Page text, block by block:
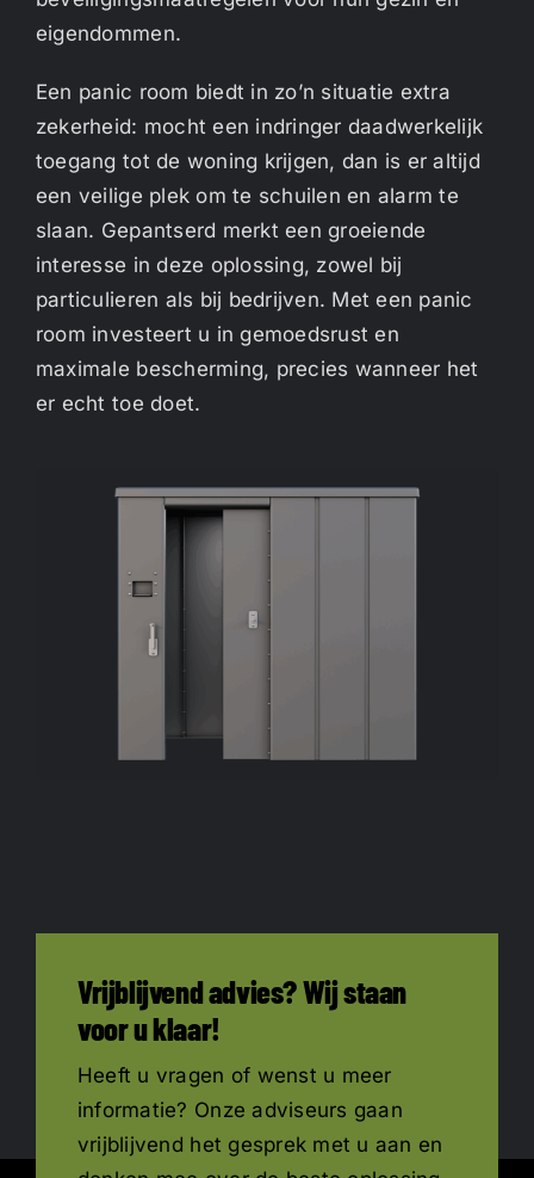
eigendommen.
Een panic room biedt in zo’n situatie extra
zekerheid: mocht een indringer daadwerkelijk
toegang tot de woning krijgen, dan is er altijd
een veilige plek om te schuilen en alarm te
slaan. Gepantserd merkt een groeiende
interesse in deze oplossing, zowel bij
particulieren als bij bedrijven. Met een panic
room investeert u in gemoedsrust en
maximale bescherming, precies wanneer het
er echt toe doet.
Vrijblijvend advies? Wij staan
voor u klaar!
Heeft u vragen of wenst u meer
informatie? Onze adviseurs gaan
vrijblijvend het gesprek met u aan en